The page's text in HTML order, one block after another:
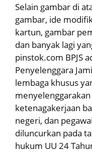
Selain gambar di
gambar, ide
kartun, gambar
dan banyak lagi
pinstok.com BPJS
Penyelenggara
lembaga khusus
ketenagakerjaan
negeri, dan
diluncurkan pada
hukum UU 24